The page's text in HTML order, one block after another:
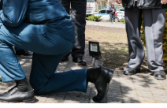
момент, когда
атомной